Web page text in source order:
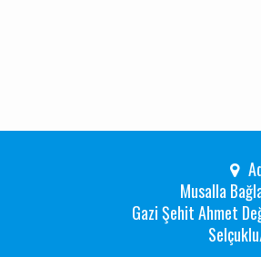
Musalla
Gazi Şehit Ahmet